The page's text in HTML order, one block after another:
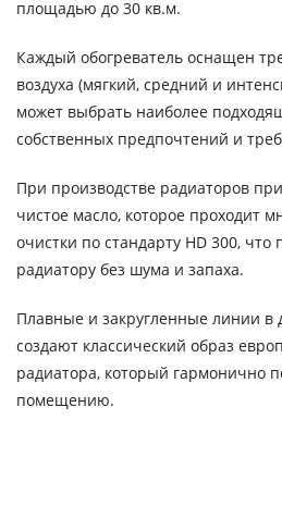
площадью до 30 кв.м.
Каждый обогреватель оснащен
воздуха (мягкий, средний и
может выбрать наиболее
собственных предпочтений и
При производстве радиаторов
чистое масло, которое проходит
очистки по стандарту HD 300, что
радиатору без шума и запаха.
Плавные и закругленные линии в
создают классический образ
радиатора, который гармонично
помещению.